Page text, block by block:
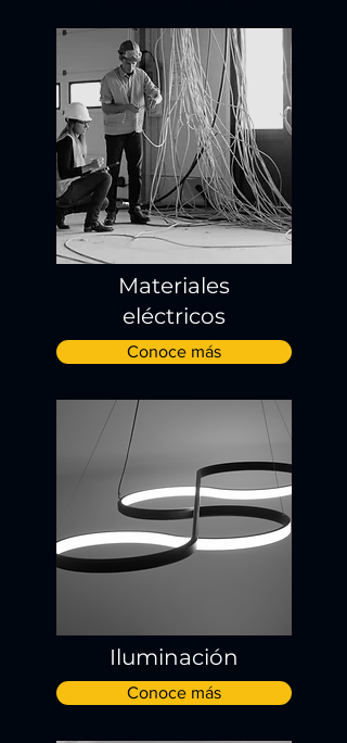
Materiales
eléctricos
Conoce más
Iluminación
Conoce más